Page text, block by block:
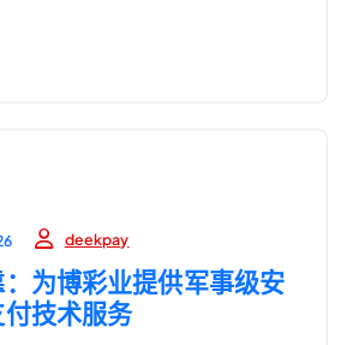
deekpay
为博彩业提供军事级安
技术服务